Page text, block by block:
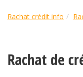
Rachat crédit info
Rachat de